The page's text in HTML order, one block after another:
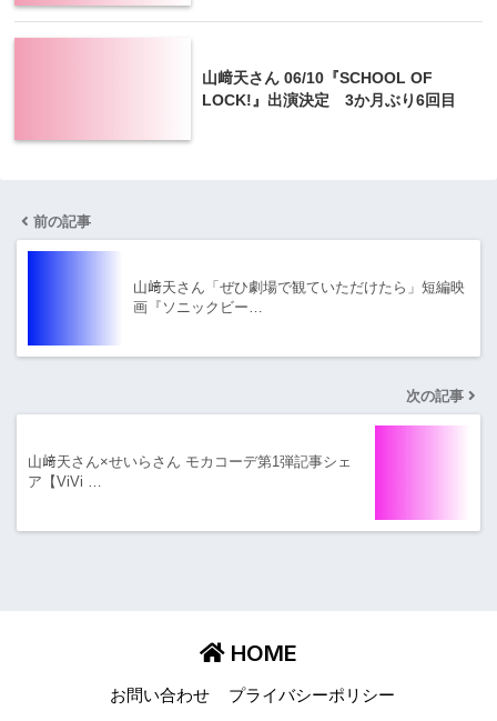
山﨑天さん 06/10『SCHOOL OF
LOCK!』出演決定 3か月ぶり6回目
前の記事
山﨑天さん「ぜひ劇場で観ていただけたら」短編映
画『ソニックビー…
次の記事
山﨑天さん×せいらさん モカコーデ第1弾記事シェ
ア【ViVi …
HOME
お問い合わせ プライバシーポリシー